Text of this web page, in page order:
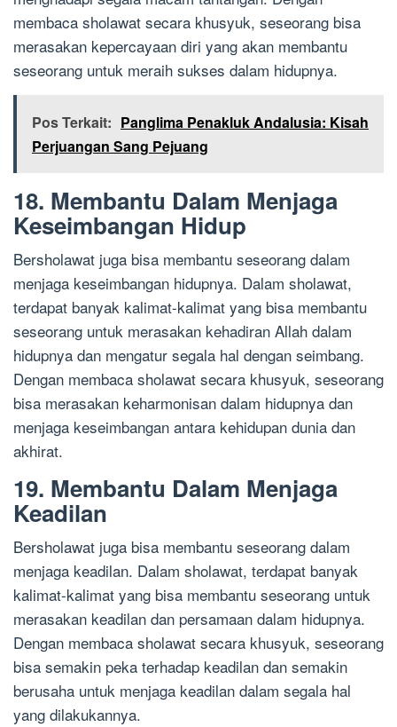
membaca sholawat secara khusyuk, seseorang bisa
merasakan kepercayaan diri yang akan membantu
seseorang untuk meraih sukses dalam hidupnya.
Pos Terkait: Panglima Penakluk Andalusia: Kisah
Perjuangan Sang Pejuang
18. Membantu Dalam Menjaga
Keseimbangan Hidup
Bersholawat juga bisa membantu seseorang dalam
menjaga keseimbangan hidupnya. Dalam sholawat,
terdapat banyak kalimat-kalimat yang bisa membantu
seseorang untuk merasakan kehadiran Allah dalam
hidupnya dan mengatur segala hal dengan seimbang.
Dengan membaca sholawat secara khusyuk, seseorang
bisa merasakan keharmonisan dalam hidupnya dan
menjaga keseimbangan antara kehidupan dunia dan
akhirat.
19. Membantu Dalam Menjaga
Keadilan
Bersholawat juga bisa membantu seseorang dalam
menjaga keadilan. Dalam sholawat, terdapat banyak
kalimat-kalimat yang bisa membantu seseorang untuk
merasakan keadilan dan persamaan dalam hidupnya.
Dengan membaca sholawat secara khusyuk, seseorang
bisa semakin peka terhadap keadilan dan semakin
berusaha untuk menjaga keadilan dalam segala hal
yang dilakukannya.